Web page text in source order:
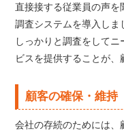
直接接する従業員の声
調査システムを導入しま
しっかりと調査をして
ビスを提供することが、
顧客の確保・維持
会社の存続のためには、